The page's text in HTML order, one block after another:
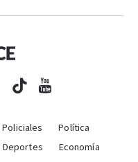
Policiales
Política
Deportes
Economía